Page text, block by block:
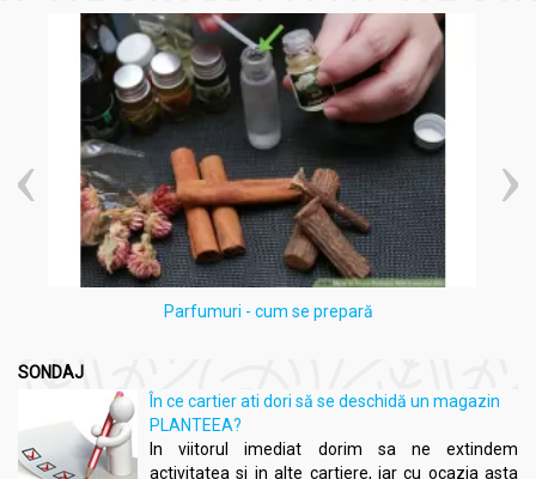
Parfumuri - cum se prepară
SONDAJ
În ce cartier ati dori să se deschidă un magazin
PLANTEEA?
In viitorul imediat dorim sa ne extindem
activitatea si in alte cartiere, iar cu ocazia asta